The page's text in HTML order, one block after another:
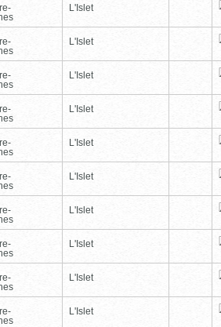
L'Islet
L'Islet
L'Islet
L'Islet
L'Islet
L'Islet
L'Islet
L'Islet
L'Islet
L'Islet